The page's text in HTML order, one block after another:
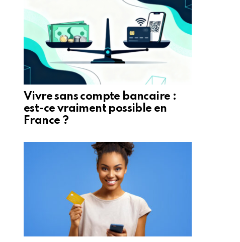
Vivre sans compte bancaire :
est-ce vraiment possible en
France ?